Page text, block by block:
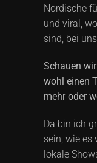
Nordische
und viral,
sind, bei
Schauen
wohl einen
mehr oder
Da bin ich
sein, wie es
lokale